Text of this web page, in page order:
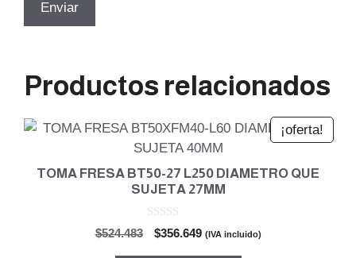
Productos relacionados
¡oferta!
TOMA FRESA BT50-27 L250 DIAMETRO QUE
SUJETA 27MM
$524.483
El
$356.649El(IVA incluido)